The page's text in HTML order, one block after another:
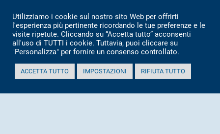
anno 2024
2.097
anno 2023
1.803
anno 2022
2.373
anno 2021
1.501
anno 2020
1.307
Utilizziamo i cookie sul nostro sito Web per offrirti
l'esperienza più pertinente ricordando le tue preferenze e le
visite ripetute. Cliccando su “Accetta tutto” acconsenti
all'uso di TUTTI i cookie. Tuttavia, puoi cliccare su
"Personalizza" per fornire un consenso controllato.
ACCETTA TUTTO IMPOSTAZIONI RIFIUTA TUTTO